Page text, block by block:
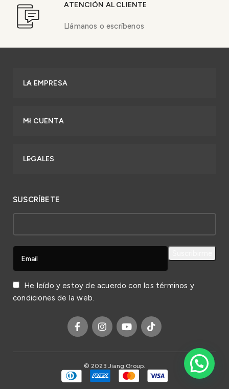
ATENCIÓN AL CLIENTE
Llámanos o escríbenos
LA EMPRESA
MI CUENTA
LEGALES
SUSCRÍBETE
He leído y estoy de acuerdo con los términos y
condiciones de la web.
© 2023 Jiang Group.